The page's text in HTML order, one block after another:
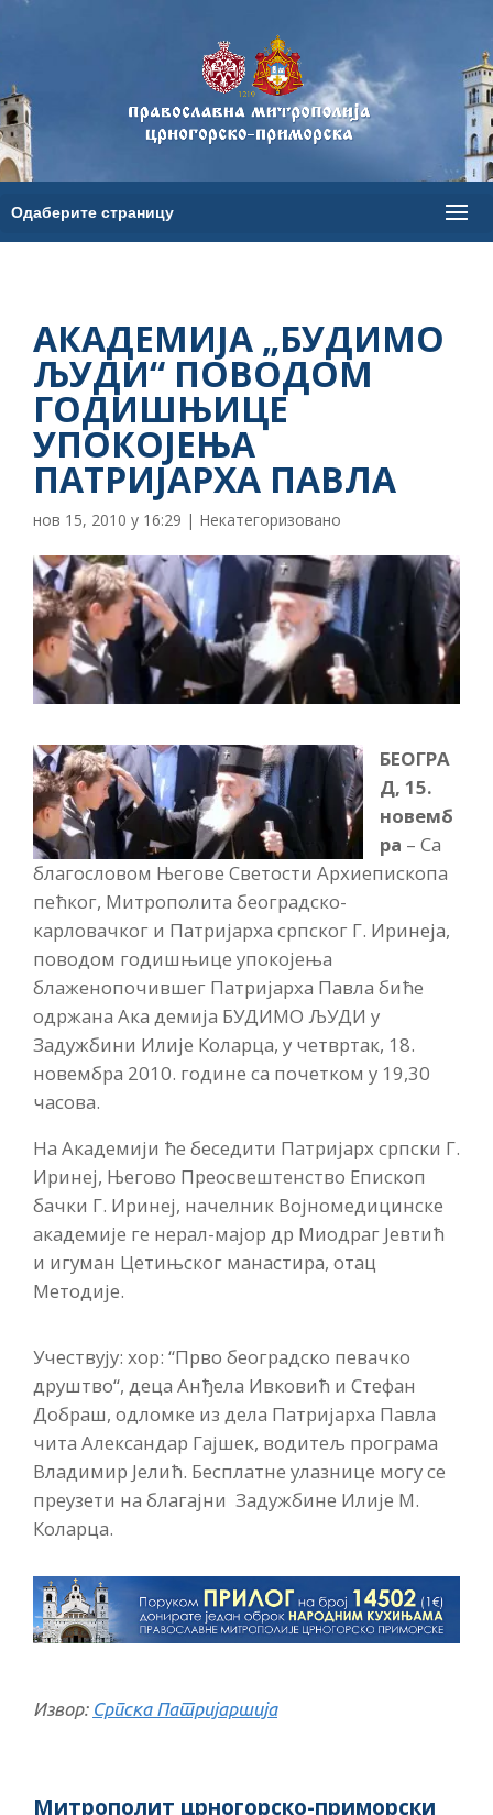
АКАДЕМИЈА „БУДИМО
ЉУДИ“ ПОВОДОМ
ГОДИШЊИЦЕ
УПОКОЈЕЊА
ПАТРИЈАРХА ПАВЛА
нов 15, 2010 у 16:29 | Некатегоризовано
БЕОГРА
Д, 15.
новемб
ра – Са
благословом Његове Светости Архиепископа
пећког, Митрополита београдско-
карловачког и Патријарха српског Г. Иринеја,
поводом годишњице упокојења
блаженопочившег Патријарха Павла биће
одржана Ака демија БУДИМО ЉУДИ у
Задужбини Илије Коларца, у четвртак, 18.
новембра 2010. године са почетком у 19,30
часова.
На Академији ће беседити Патријарх српски Г.
Иринеј, Његово Прео­свештенство Епископ
бачки Г. Иринеј, начелник Војномедицинске
академије ге нерал-мајор др Миодраг Јевтић
и игуман Цетињског манастира, отац
Методије.
Учествују: хор: “Прво београдско певачко
друштво“, деца Анђела Ивковић и Стефан
Добраш, одломке из дела Патријарха Павла
чита Александар Гајшек, водитељ програма
Владимир Јелић. Бесплатне улазнице могу се
преузети на благајни Задужбине Илије М.
Коларца.
Извор: Српска Патријаршија
Митрополит црногорско-приморски